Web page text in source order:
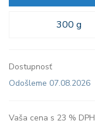
300 g
Dostupnosť
Odošleme 07.08.2026
Vaša cena s 23 % DPH